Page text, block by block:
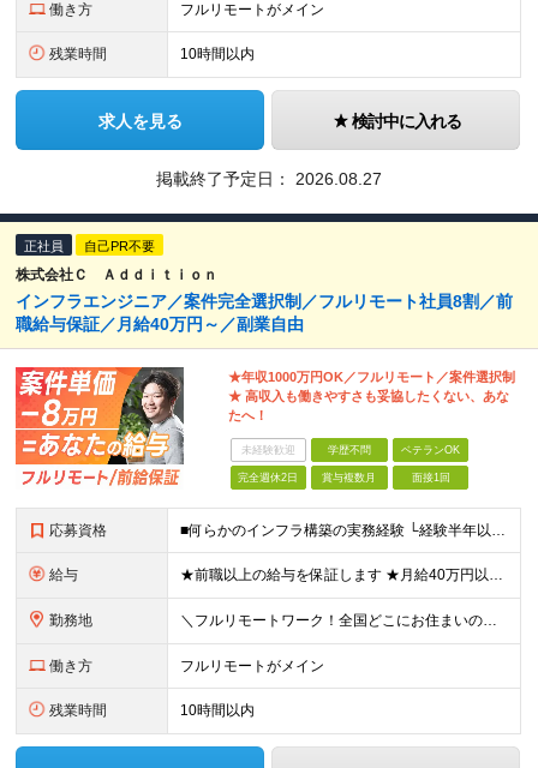
働き方 フルリモートがメイン
残業時間 10時間以内
求人を見る 検討中に入れる
掲載終了予定日： 2026.08.27
正社員 自己PR不要
株式会社Ｃ Ａｄｄｉｔｉｏｎ
インフラエンジニア／案件完全選択制／フルリモート社員8割／前
職給与保証／月給40万円～／副業自由
★年収1000万円OK／フルリモート／案件選択制
★ 高収入も働きやすさも妥協したくない、あな
たへ！
未経験歓迎 学歴不問 ベテランOK
完全週休2日 賞与複数月 面接1回
応募資格 ■何らかのインフラ構築の実務経験 └経験半年以上の方を想定しています！(フェーズ不問) ■学歴不問・第2新卒歓迎・ブランクOK ■20代～50代まで幅広く活躍中 経験よりも“主体性があるかどうか”を
給与 ★前職以上の給与を保証します ★月給40万円以上＋インセンティブあり 月給40万円以上＋インセンティブ＋各種手当 ※上記には固定残業代（月30時間・44,400円～）を含みます ※超過分は別途支給し
勤務地 ＼フルリモートワーク！全国どこにお住まいの方も大歓迎／ 現在、10名中8名がフルリモートで活躍中！ フルリモート・ハイブリット案件を数多く保有しているため、 住む場所は全国どこでもOKです◎ ＼フ
働き方 フルリモートがメイン
残業時間 10時間以内